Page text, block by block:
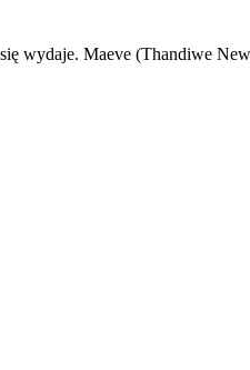
wydaje. Maeve (Thandiwe